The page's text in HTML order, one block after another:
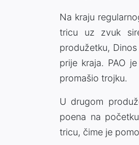
Na kraju
tricu uz zvuk
produžetku,
prije kraja. PAO
promašio trojku.
U drugom
poena na
tricu, čime je